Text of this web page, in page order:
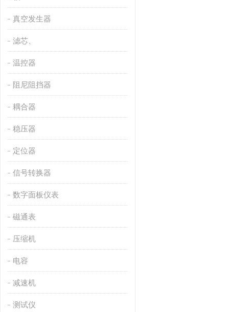
真空发生器
滤芯、
温控器
阻尼阻挡器
耦合器
稳压器
定位器
信号转换器
数字面板仪表
磁通表
压缩机
电容
减速机
测试仪